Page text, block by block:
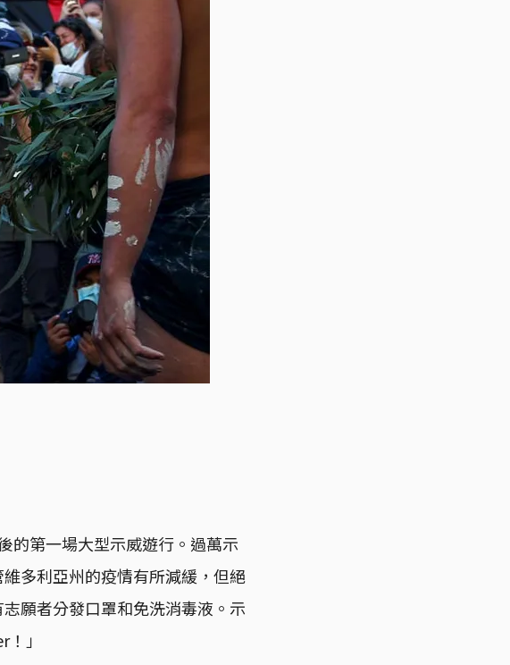
的第一場大型示威遊行。過萬示
多利亞州的疫情有所減緩，但絕
願者分發口罩和免洗消毒液。示
」